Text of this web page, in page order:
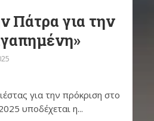
Πάτρα για την
για την πρόκριση στο
υποδέχεται η...